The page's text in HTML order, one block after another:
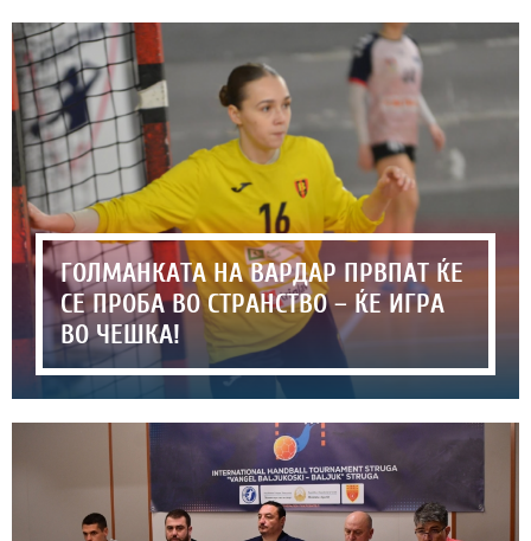
ГОЛМАНКАТА НА ВАРДАР ПРВПАТ ЌЕ
СЕ ПРОБА ВО СТРАНСТВО – ЌЕ ИГРА
ВО ЧЕШКА!